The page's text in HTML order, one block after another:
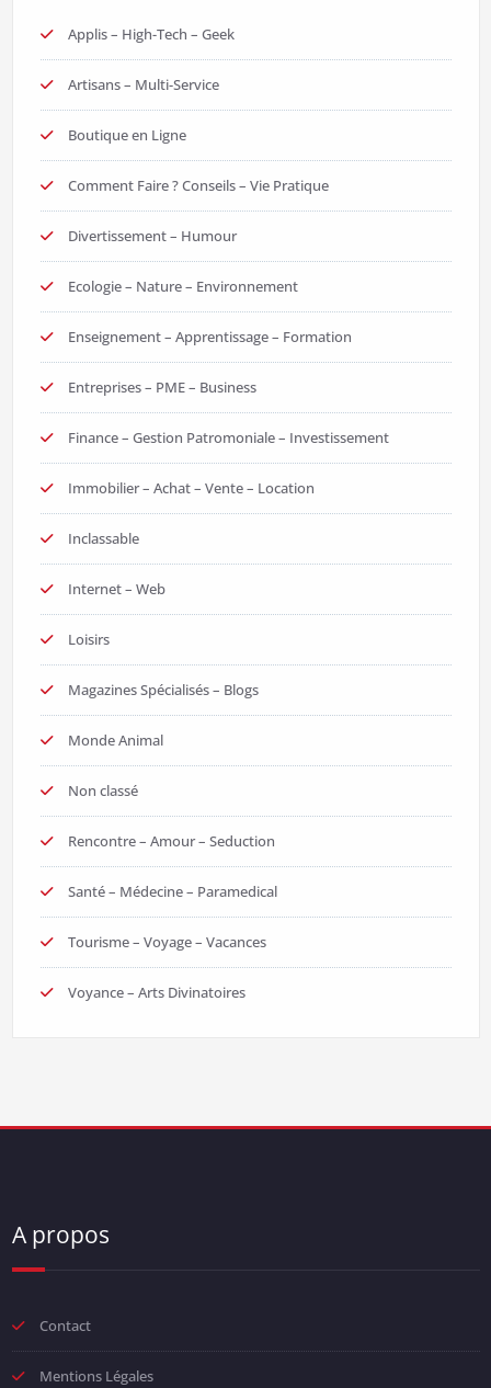
Applis – High-Tech – Geek
Artisans – Multi-Service
Boutique en Ligne
Comment Faire ? Conseils – Vie Pratique
Divertissement – Humour
Ecologie – Nature – Environnement
Enseignement – Apprentissage – Formation
Entreprises – PME – Business
Finance – Gestion Patromoniale – Investissement
Immobilier – Achat – Vente – Location
Inclassable
Internet – Web
Loisirs
Magazines Spécialisés – Blogs
Monde Animal
Non classé
Rencontre – Amour – Seduction
Santé – Médecine – Paramedical
Tourisme – Voyage – Vacances
Voyance – Arts Divinatoires
A propos
Contact
Mentions Légales